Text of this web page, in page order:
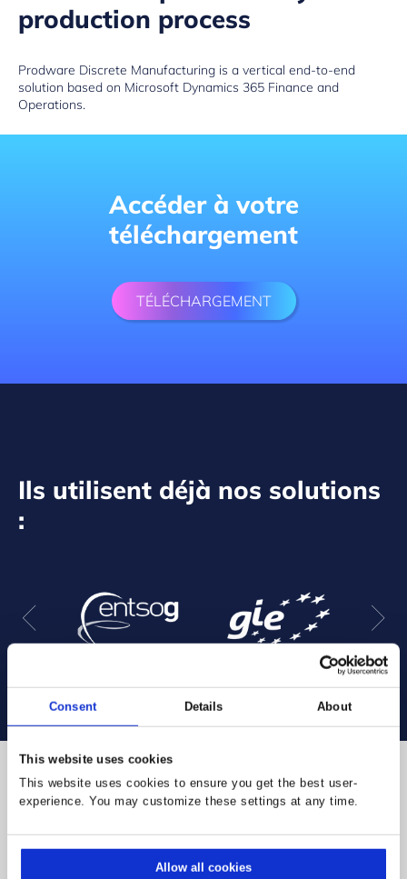
Consent Details About
This website uses cookies
This website uses cookies to ensure you get the best user-
experience. You may customize these settings at any time.
Allow all cookies
production process
Prodware Discrete Manufacturing is a vertical end-to-end
solution based on Microsoft Dynamics 365 Finance and
Operations.
Accéder à votre
téléchargement
TÉLÉCHARGEMENT
Ils utilisent déjà nos solutions
:
Certifications et récompenses